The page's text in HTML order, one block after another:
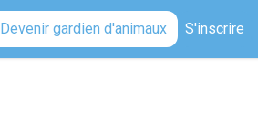
Devenir gardien d'animaux S'inscrire